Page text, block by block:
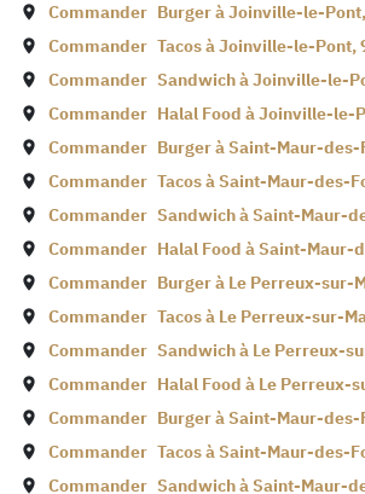
Commander Burger àJoinville-le-Pont,
Commander Tacos àJoinville-le-Pont,
Commander Sandwich àJoinville-le-
Commander Halal Food àJoinville-le-
Commander Burger àSaint-Maur-des-
Commander Tacos àSaint-Maur-des-
Commander Sandwich àSaint-Maur-
Commander Halal Food àSaint-Maur-
Commander Burger à Le Perreux-sur-
Commander Tacos à Le Perreux-sur-
Commander Sandwich à Le Perreux-
Commander Halal Food à Le Perreux-
Commander Burger àSaint-Maur-des-
Commander Tacos àSaint-Maur-des-
Commander Sandwich àSaint-Maur-